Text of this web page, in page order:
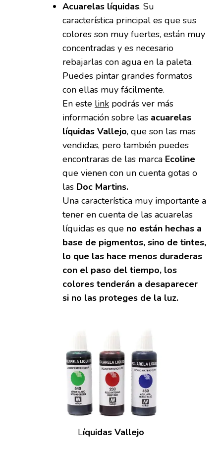
Acuarelas líquidas. Su
característica principal es que sus
colores son muy fuertes, están muy
concentradas y es necesario
rebajarlas con agua en la paleta.
Puedes pintar grandes formatos
con ellas muy fácilmente.
En este link podrás ver más
información sobre las acuarelas
líquidas Vallejo, que son las mas
vendidas, pero también puedes
encontraras de las marca Ecoline
que vienen con un cuenta gotas o
las Doc Martins.
Una característica muy importante a
tener en cuenta de las acuarelas
líquidas es que no están hechas a
base de pigmentos, sino de tintes,
lo que las hace menos duraderas
con el paso del tiempo, los
colores tenderán a desaparecer
si no las proteges de la luz.
Líquidas Vallejo